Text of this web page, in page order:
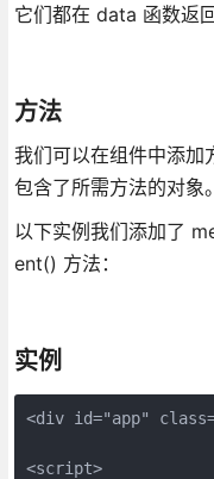
它们都在 data 函数返
方法
我们可以在组件中添
包含了所需方法的对象。
以下实例我们添加了
ent() 方法：
实例
<div id="app"
<script>